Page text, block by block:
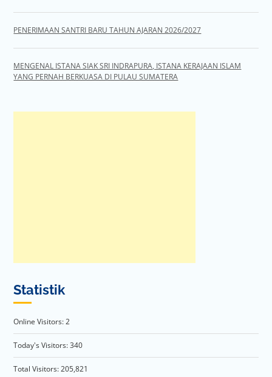
PENERIMAAN SANTRI BARU TAHUN AJARAN 2026/2027
MENGENAL ISTANA SIAK SRI INDRAPURA, ISTANA KERAJAAN ISLAM
YANG PERNAH BERKUASA DI PULAU SUMATERA
Statistik
Online Visitors:2
Today's Visitors:340
Total Visitors:205,821